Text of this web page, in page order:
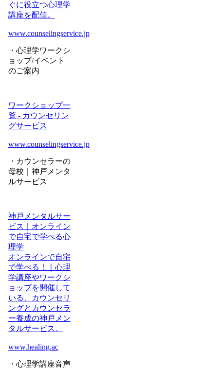
ぐに役立つ心理学
講座を配信。
www.counselingservice.jp
・心理学ワークシ
ョップ/イベント
のご案内
ワークショップ一
覧 - カウンセリン
グサービス
www.counselingservice.jp
・カウンセラーの
母校｜神戸メンタ
ルサービス
神戸メンタルサー
ビス｜オンライン
で自宅で学べる心
理学
オンラインで自宅
で学べる！｜心理
学講座やワークシ
ョップを開催して
いる、カウンセリ
ングとカウンセラ
ー養成の神戸メン
タルサービス。
www.healing.ac
・心理学講座音声